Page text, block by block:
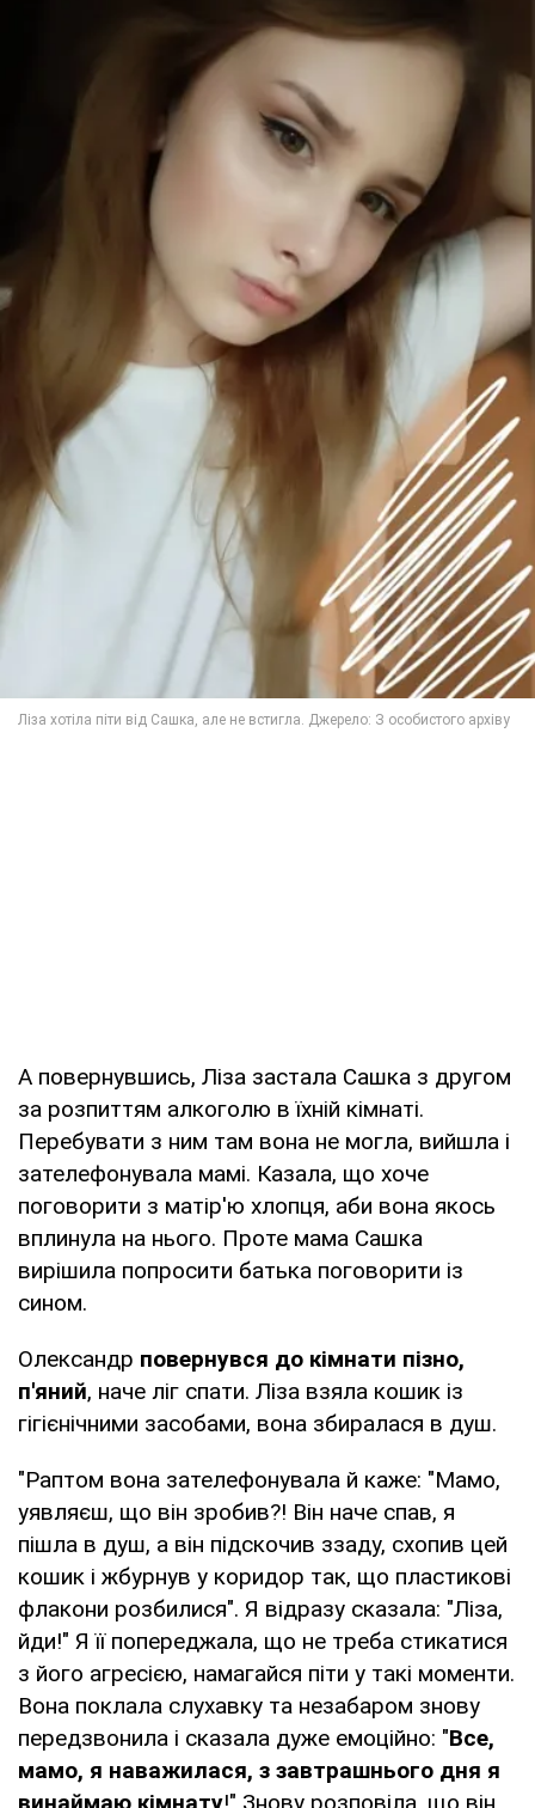
А повернувшись, Ліза застала Сашка з другом
за розпиттям алкоголю в їхній кімнаті.
Перебувати з ним там вона не могла, вийшла і
зателефонувала мамі. Казала, що хоче
поговорити з матір'ю хлопця, аби вона якось
вплинула на нього. Проте мама Сашка
вирішила попросити батька поговорити із
сином.
Олександр повернувся до кімнати пізно,
п'яний, наче ліг спати. Ліза взяла кошик із
гігієнічними засобами, вона збиралася в душ.
"Раптом вона зателефонувала й каже: "Мамо,
уявляєш, що він зробив?! Він наче спав, я
пішла в душ, а він підскочив ззаду, схопив цей
кошик і жбурнув у коридор так, що пластикові
флакони розбилися". Я відразу сказала: "Ліза,
йди!" Я її попереджала, що не треба стикатися
з його агресією, намагайся піти у такі моменти.
Вона поклала слухавку та незабаром знову
передзвонила і сказала дуже емоційно: "Все,
мамо, я наважилася, з завтрашнього дня я
винаймаю кімнату!" Знову розповіла, що він